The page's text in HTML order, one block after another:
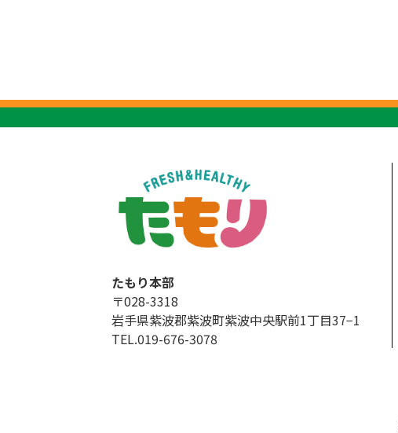
たもり本部
〒028-3318
岩手県紫波郡紫波町紫波中央駅前1丁目37−1
TEL.019-676-3078